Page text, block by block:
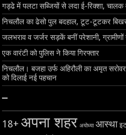
गड्ढे में पलटा सब्जियों से लदा ई-रिक्शा,
निचलौल का ढेसो पुल बदहाल, टूट-टूटकर
जलभराव व जर्जर सड़कें बनीं परेशानी,
एक वारंटी को पुलिस ने किया गिरफ्तार
निचलौल। बजहा उर्फ अहिरौली का अमृत
को दिलाई नई पहचान
–
18+ अपना शहर अयोध्या आस्था